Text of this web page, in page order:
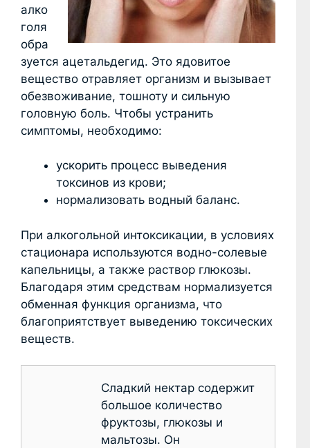
алко
голя
обра
зуется ацетальдегид. Это ядовитое
вещество отравляет организм и вызывает
обезвоживание, тошноту и сильную
головную боль. Чтобы устранить
симптомы, необходимо:
ускорить процесс выведения
токсинов из крови;
нормализовать водный баланс.
При алкогольной интоксикации, в условиях
стационара используются водно-солевые
капельницы, а также раствор глюкозы.
Благодаря этим средствам нормализуется
обменная функция организма, что
благоприятствует выведению токсических
веществ.
Сладкий нектар содержит
большое количество
фруктозы, глюкозы и
мальтозы. Он